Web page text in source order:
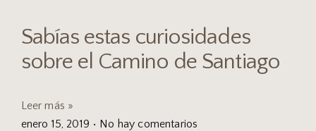
Sabías estas curiosidades
sobre el Camino de Santiago
Leer más »
enero 15, 2019
No hay comentarios